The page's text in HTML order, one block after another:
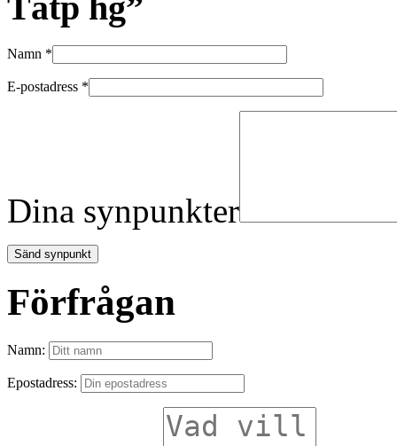
Namn *
E-postadress *
Dina synpunkter
Förfrågan
Namn:
Epostadress: